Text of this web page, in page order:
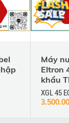
Máy
Eltron
khẩu
XGL 45